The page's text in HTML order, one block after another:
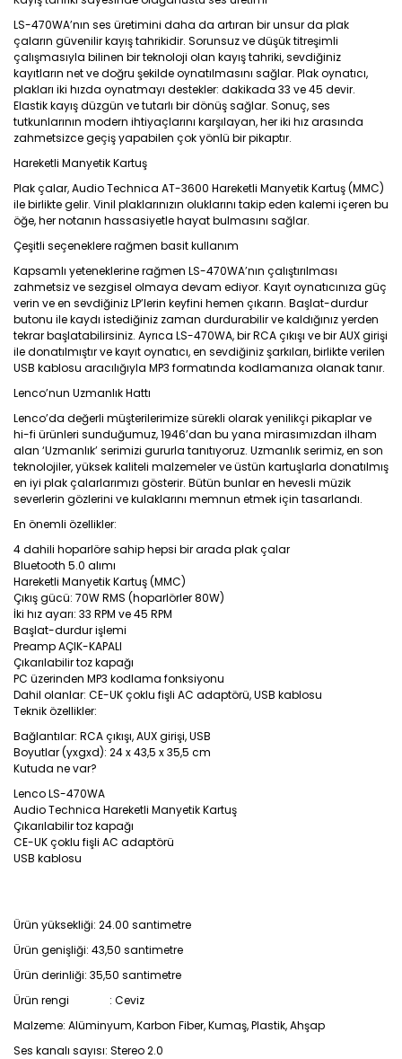
LS-470WA’nın ses üretimini daha da artıran bir unsur da plak
çaların güvenilir kayış tahrikidir. Sorunsuz ve düşük titreşimli
çalışmasıyla bilinen bir teknoloji olan kayış tahriki, sevdiğiniz
kayıtların net ve doğru şekilde oynatılmasını sağlar. Plak oynatıcı,
plakları iki hızda oynatmayı destekler: dakikada 33 ve 45 devir.
Elastik kayış düzgün ve tutarlı bir dönüş sağlar. Sonuç, ses
tutkunlarının modern ihtiyaçlarını karşılayan, her iki hız arasında
zahmetsizce geçiş yapabilen çok yönlü bir pikaptır.
Hareketli Manyetik Kartuş
Plak çalar, Audio Technica AT-3600 Hareketli Manyetik Kartuş (MMC)
ile birlikte gelir. Vinil plaklarınızın oluklarını takip eden kalemi içeren bu
öğe, her notanın hassasiyetle hayat bulmasını sağlar.
Çeşitli seçeneklere rağmen basit kullanım
Kapsamlı yeteneklerine rağmen LS-470WA’nın çalıştırılması
zahmetsiz ve sezgisel olmaya devam ediyor. Kayıt oynatıcınıza güç
verin ve en sevdiğiniz LP’lerin keyfini hemen çıkarın. Başlat-durdur
butonu ile kaydı istediğiniz zaman durdurabilir ve kaldığınız yerden
tekrar başlatabilirsiniz. Ayrıca LS-470WA, bir RCA çıkışı ve bir AUX girişi
ile donatılmıştır ve kayıt oynatıcı, en sevdiğiniz şarkıları, birlikte verilen
USB kablosu aracılığıyla MP3 formatında kodlamanıza olanak tanır.
Lenco’nun Uzmanlık Hattı
Lenco’da değerli müşterilerimize sürekli olarak yenilikçi pikaplar ve
hi-fi ürünleri sunduğumuz, 1946’dan bu yana mirasımızdan ilham
alan ‘Uzmanlık’ serimizi gururla tanıtıyoruz. Uzmanlık serimiz, en son
teknolojiler, yüksek kaliteli malzemeler ve üstün kartuşlarla donatılmış
en iyi plak çalarlarımızı gösterir. Bütün bunlar en hevesli müzik
severlerin gözlerini ve kulaklarını memnun etmek için tasarlandı.
En önemli özellikler:
4 dahili hoparlöre sahip hepsi bir arada plak çalar
Bluetooth 5.0 alımı
Hareketli Manyetik Kartuş (MMC)
Çıkış gücü: 70W RMS (hoparlörler 80W)
İki hız ayarı: 33 RPM ve 45 RPM
Başlat-durdur işlemi
Preamp AÇIK-KAPALI
Çıkarılabilir toz kapağı
PC üzerinden MP3 kodlama fonksiyonu
Dahil olanlar: CE-UK çoklu fişli AC adaptörü, USB kablosu
Teknik özellikler:
Bağlantılar: RCA çıkışı, AUX girişi, USB
Boyutlar (yxgxd): 24 x 43,5 x 35,5 cm
Kutuda ne var?
Lenco LS-470WA
Audio Technica Hareketli Manyetik Kartuş
Çıkarılabilir toz kapağı
CE-UK çoklu fişli AC adaptörü
USB kablosu
Ürün yüksekliği: 24.00 santimetre
Ürün genişliği: 43,50 santimetre
Ürün derinliği: 35,50 santimetre
Ürün rengi : Ceviz
Malzeme: Alüminyum, Karbon Fiber, Kumaş, Plastik, Ahşap
Ses kanalı sayısı: Stereo 2.0